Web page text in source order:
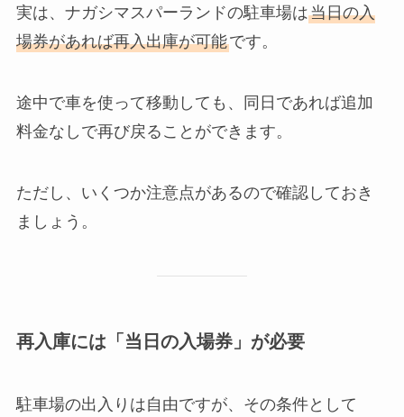
実は、ナガシマスパーランドの駐車場は当日の入
場券があれば再入出庫が可能です。
途中で車を使って移動しても、同日であれば追加
料金なしで再び戻ることができます。
ただし、いくつか注意点があるので確認しておき
ましょう。
再入庫には「当日の入場券」が必要
駐車場の出入りは自由ですが、その条件として